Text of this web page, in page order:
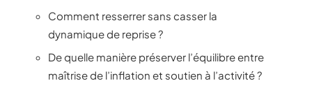
Comment resserrer sans casser la
dynamique de reprise ?
De quelle manière préserver l’équilibre entre
maîtrise de l’inflation et soutien à l’activité ?